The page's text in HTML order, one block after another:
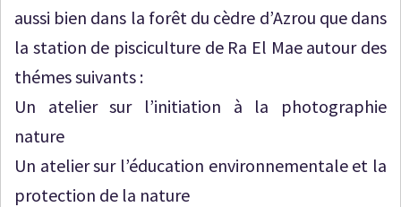
aussi bien dans la forêt du cèdre d’Azrou que dans
la station de pisciculture de Ra El Mae autour des
thémes suivants :
Un atelier sur l’initiation à la photographie
nature
Un atelier sur l’éducation environnementale et la
protection de la nature